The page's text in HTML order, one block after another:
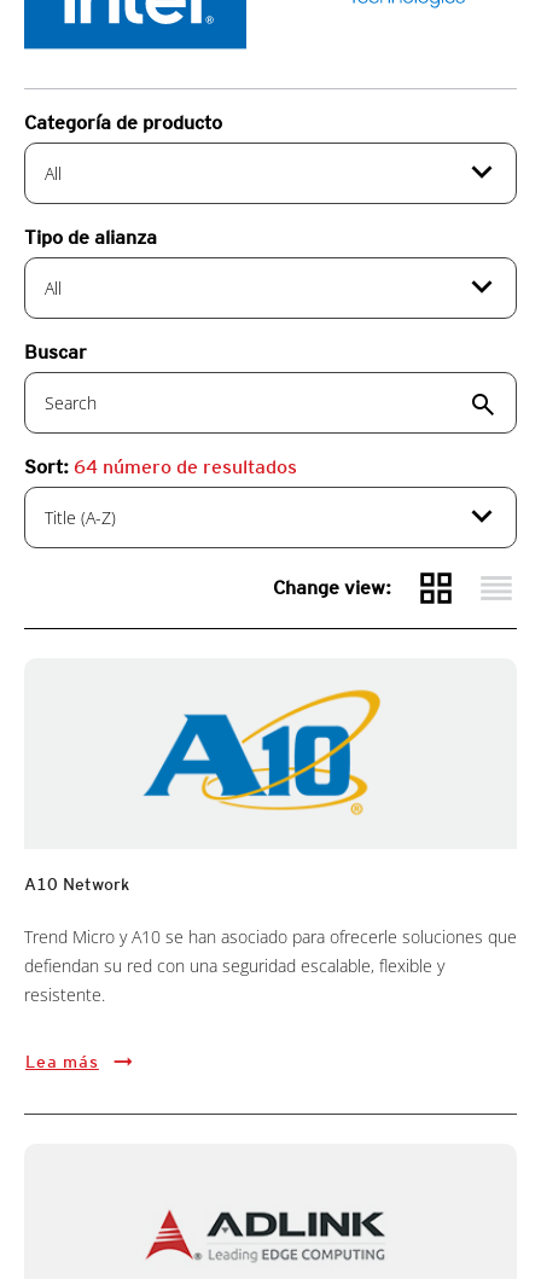
Categoría de producto
All expand_more
Tipo de alianza
All expand_more
Buscar
search
Sort: 64 número de resultados
Title (A-Z) expand_more
Change view: grid_view reorder
A10 Network
Trend Micro y A10 se han asociado para ofrecerle soluciones que
defiendan su red con una seguridad escalable, flexible y
resistente.
Lea más